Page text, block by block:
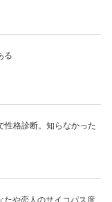
る
性格診断。知らなかった
たや恋人のサイコパス度